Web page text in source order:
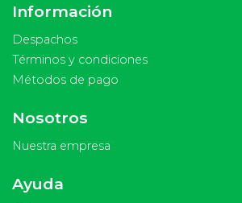
Información
Despachos
Términos y condiciones
Métodos de pago
Nosotros
Nuestra empresa
Ayuda